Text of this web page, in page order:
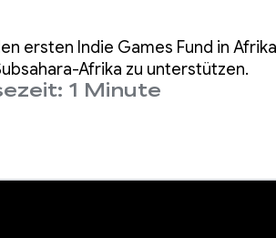
ersten Indie Games Fund in
Afrika zu unterstützen.
1 Minute